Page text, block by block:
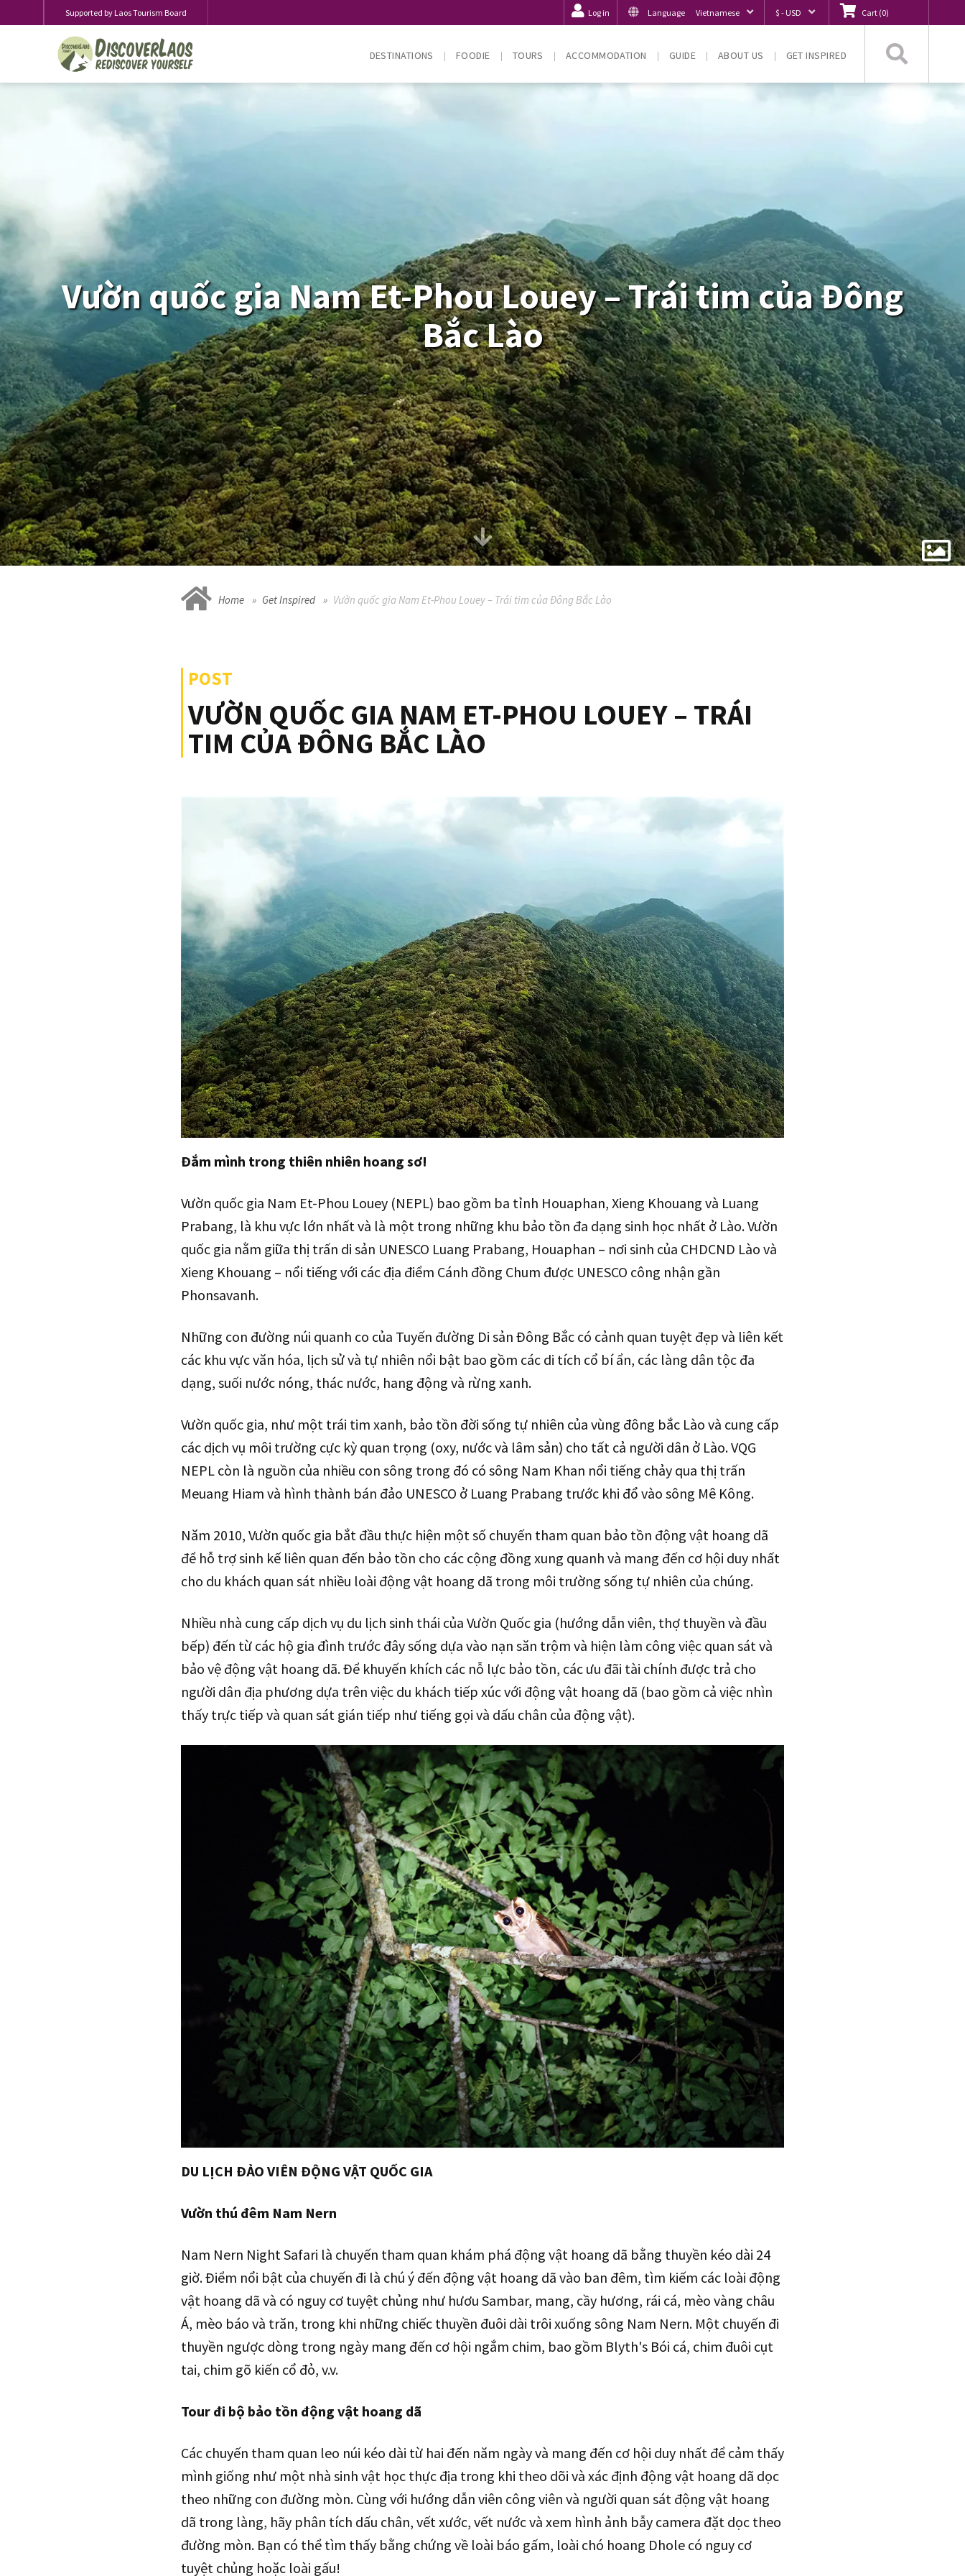
Supported by Laos Tourism Board Log in Language Vietnamese $ - USD Cart (0)
DESTINATIONS FOODIE TOURS ACCOMMODATION GUIDE ABOUT US GET INSPIRED
Vườn quốc gia Nam Et-Phou Louey – Trái tim của Đông
Bắc Lào
Home Get Inspired Vườn quốc gia Nam Et-Phou Louey – Trái tim của Đông Bắc Lào
POST
VƯỜN QUỐC GIA NAM ET-PHOU LOUEY – TRÁI
TIM CỦA ĐÔNG BẮC LÀO
Đắm mình trong thiên nhiên hoang sơ!
Vườn quốc gia Nam Et-Phou Louey (NEPL) bao gồm ba tỉnh Houaphan, Xieng Khouang và Luang
Prabang, là khu vực lớn nhất và là một trong những khu bảo tồn đa dạng sinh học nhất ở Lào. Vườn
quốc gia nằm giữa thị trấn di sản UNESCO Luang Prabang, Houaphan – nơi sinh của CHDCND Lào và
Xieng Khouang – nổi tiếng với các địa điểm Cánh đồng Chum được UNESCO công nhận gần
Phonsavanh.
Những con đường núi quanh co của Tuyến đường Di sản Đông Bắc có cảnh quan tuyệt đẹp và liên kết
các khu vực văn hóa, lịch sử và tự nhiên nổi bật bao gồm các di tích cổ bí ẩn, các làng dân tộc đa
dạng, suối nước nóng, thác nước, hang động và rừng xanh.
Vườn quốc gia, như một trái tim xanh, bảo tồn đời sống tự nhiên của vùng đông bắc Lào và cung cấp
các dịch vụ môi trường cực kỳ quan trọng (oxy, nước và lâm sản) cho tất cả người dân ở Lào. VQG
NEPL còn là nguồn của nhiều con sông trong đó có sông Nam Khan nổi tiếng chảy qua thị trấn
Meuang Hiam và hình thành bán đảo UNESCO ở Luang Prabang trước khi đổ vào sông Mê Kông.
Năm 2010, Vườn quốc gia bắt đầu thực hiện một số chuyến tham quan bảo tồn động vật hoang dã
để hỗ trợ sinh kế liên quan đến bảo tồn cho các cộng đồng xung quanh và mang đến cơ hội duy nhất
cho du khách quan sát nhiều loài động vật hoang dã trong môi trường sống tự nhiên của chúng.
Nhiều nhà cung cấp dịch vụ du lịch sinh thái của Vườn Quốc gia (hướng dẫn viên, thợ thuyền và đầu
bếp) đến từ các hộ gia đình trước đây sống dựa vào nạn săn trộm và hiện làm công việc quan sát và
bảo vệ động vật hoang dã. Để khuyến khích các nỗ lực bảo tồn, các ưu đãi tài chính được trả cho
người dân địa phương dựa trên việc du khách tiếp xúc với động vật hoang dã (bao gồm cả việc nhìn
thấy trực tiếp và quan sát gián tiếp như tiếng gọi và dấu chân của động vật).
DU LỊCH ĐẢO VIÊN ĐỘNG VẬT QUỐC GIA
Vườn thú đêm Nam Nern
Nam Nern Night Safari là chuyến tham quan khám phá động vật hoang dã bằng thuyền kéo dài 24
giờ. Điểm nổi bật của chuyến đi là chú ý đến động vật hoang dã vào ban đêm, tìm kiếm các loài động
vật hoang dã và có nguy cơ tuyệt chủng như hươu Sambar, mang, cầy hương, rái cá, mèo vàng châu
Á, mèo báo và trăn, trong khi những chiếc thuyền đuôi dài trôi xuống sông Nam Nern. Một chuyến đi
thuyền ngược dòng trong ngày mang đến cơ hội ngắm chim, bao gồm Blyth's Bói cá, chim đuôi cụt
tai, chim gõ kiến cổ đỏ, v.v.
Tour đi bộ bảo tồn động vật hoang dã
Các chuyến tham quan leo núi kéo dài từ hai đến năm ngày và mang đến cơ hội duy nhất để cảm thấy
mình giống như một nhà sinh vật học thực địa trong khi theo dõi và xác định động vật hoang dã dọc
theo những con đường mòn. Cùng với hướng dẫn viên công viên và người quan sát động vật hoang
dã trong làng, hãy phân tích dấu chân, vết xước, vết nước và xem hình ảnh bẫy camera đặt dọc theo
đường mòn. Bạn có thể tìm thấy bằng chứng về loài báo gấm, loài chó hoang Dhole có nguy cơ
tuyệt chủng hoặc loài gấu!